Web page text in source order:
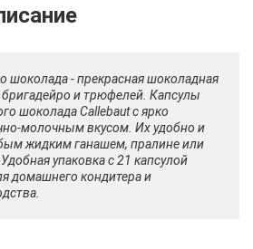
Рецепты
шоколада - прекрасная шоколадная
и трюфелей. Капсулы
шоколада Callebaut с ярко
молочным вкусом. Их удобно и
жидким ганашем, пралине или
упаковка с 21 капсулой
домашнего кондитера и